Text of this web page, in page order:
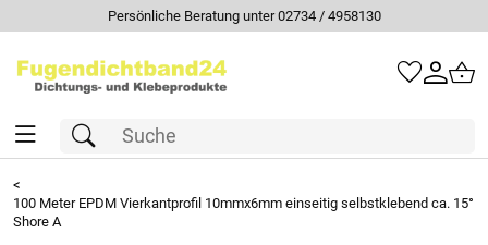
Persönliche Beratung unter 02734 / 4958130
<
100 Meter EPDM Vierkantprofil 10mmx6mm einseitig selbstklebend ca. 15°
Shore A